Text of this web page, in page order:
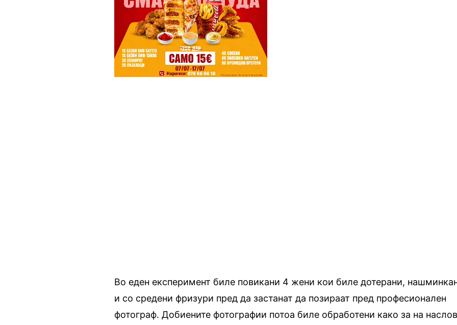
Во еден експеримент биле повикани 4 жени кои биле дотерани,
и со средени фризури пред да застанат да позираат пред професионален
фотограф. Добиените фотографии потоа биле обработени како за на